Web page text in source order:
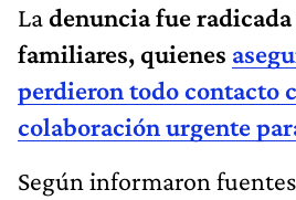
Ladenuncia fue radicada
familiares, quienes
perdieron todo contacto
colaboración urgente
Según informaron